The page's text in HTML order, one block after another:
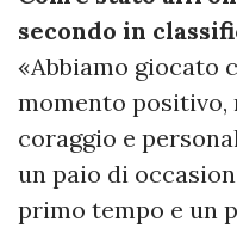
secondo in
«Abbiamo giocato
momento positivo,
coraggio e
un paio di
primo tempo e un